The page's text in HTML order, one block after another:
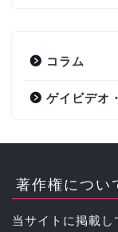
コラム
ゲイビデオ
著作権につい
当サイトに掲載